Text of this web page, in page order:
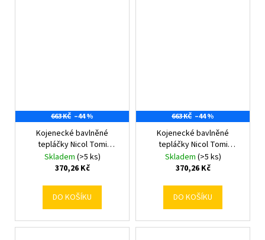
663 KČ –44 %
Kojenecké bavlněné
tepláčky Nicol Tomi
oranžová 56 (0-3m)
Skladem (>5 ks)
370,26 Kč
DO KOŠÍKU
663 KČ –44 %
Kojenecké bavlněné
tepláčky Nicol Tomi
oranžová 62 (3-6m)
Skladem (>5 ks)
370,26 Kč
DO KOŠÍKU